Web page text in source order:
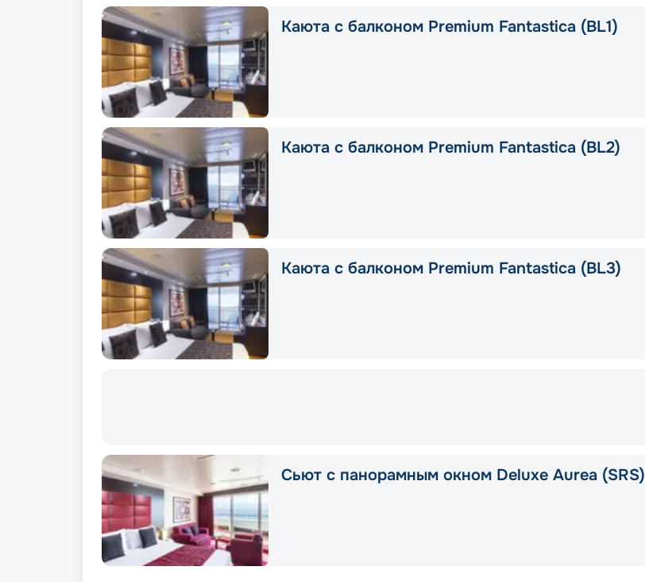
Каюта с балконом Premium Fantastica (BL1)
Каюта с балконом Premium Fantastica (BL2)
Каюта с балконом Premium Fantastica (BL3)
Сьют с панорамным окном Deluxe Aurea (SRS)